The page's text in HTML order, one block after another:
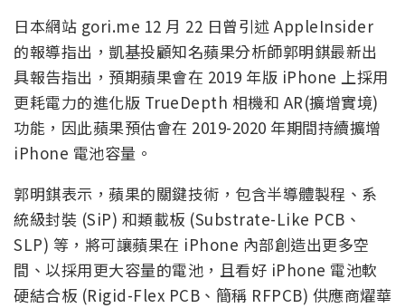
日本網站 gori.me 12 月 22 日曾引述 AppleInsider
的報導指出，凱基投顧知名蘋果分析師郭明錤最新出
具報告指出，預期蘋果會在 2019 年版 iPhone 上採用
更耗電力的進化版 TrueDepth 相機和 AR(擴增實境)
功能，因此蘋果預估會在 2019-2020 年期間持續擴增
iPhone 電池容量。
郭明錤表示，蘋果的關鍵技術，包含半導體製程、系
統級封裝 (SiP) 和類載板 (Substrate-Like PCB、
SLP) 等，將可讓蘋果在 iPhone 內部創造出更多空
間、以採用更大容量的電池，且看好 iPhone 電池軟
硬結合板 (Rigid-Flex PCB、簡稱 RFPCB) 供應商燿華